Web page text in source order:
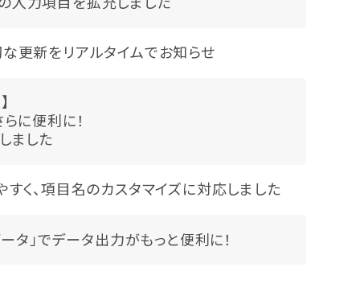
更新をリアルタイムでお知らせ
に便利に！
ました
く、項目名のカスタマイズに対応しました
タ」でデータ出力がもっと便利に！